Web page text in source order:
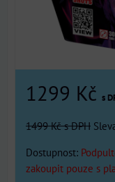
1299 Kč s
1499 Kčs DPH
Dostupnost:
zakoupit pouze s